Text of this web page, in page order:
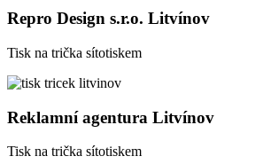
Repro Design s.r.o. Litvínov
Tisk na trička sítotiskem
Reklamní agentura Litvínov
Tisk na trička sítotiskem